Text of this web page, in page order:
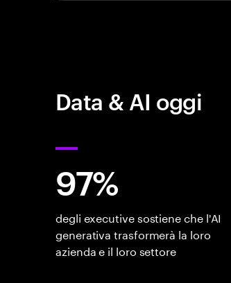
Data & AI oggi
97%
degli executive sostiene che l'AI
generativa trasformerà la loro
azienda e il loro settore